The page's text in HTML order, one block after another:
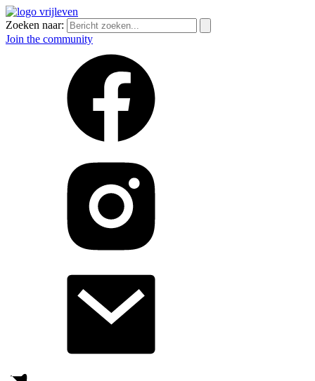
Zoeken naar:
Join the community